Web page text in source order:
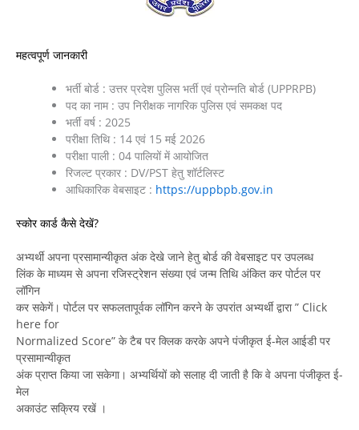
महत्वपूर्ण जानकारी
भर्ती बोर्ड : उत्तर प्रदेश पुलिस भर्ती एवं प्रोन्नति बोर्ड (UPPRPB)
पद का नाम : उप निरीक्षक नागरिक पुलिस एवं समकक्ष पद
भर्ती वर्ष : 2025
परीक्षा तिथि : 14 एवं 15 मई 2026
परीक्षा पाली : 04 पालियों में आयोजित
रिजल्ट प्रकार : DV/PST हेतु शॉर्टलिस्ट
आधिकारिक वेबसाइट : https://uppbpb.gov.in
स्कोर कार्ड कैसे देखें?
अभ्यर्थी अपना प्रसामान्यीकृत अंक देखे जाने हेतु बोर्ड की वेबसाइट पर उपलब्ध
लिंक के माध्यम से अपना रजिस्ट्रेशन संख्या एवं जन्म तिथि अंकित कर पोर्टल पर
लॉगिन
कर सकेगें। पोर्टल पर सफलतापूर्वक लॉगिन करने के उपरांत अभ्यर्थी द्वारा ” Click
here for
Normalized Score” के टैब पर क्लिक करके अपने पंजीकृत ई-मेल आईडी पर
प्रसामान्यीकृत
अंक प्राप्त किया जा सकेगा। अभ्यर्थियों को सलाह दी जाती है कि वे अपना पंजीकृत ई-
मेल
अकाउंट सक्रिय रखें ।